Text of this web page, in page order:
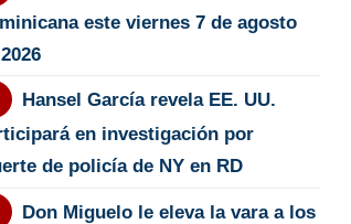
este viernes 7 de agosto
Hansel García revela EE. UU.
en investigación por
de policía de NY en RD
Don Miguelo le eleva la vara a los